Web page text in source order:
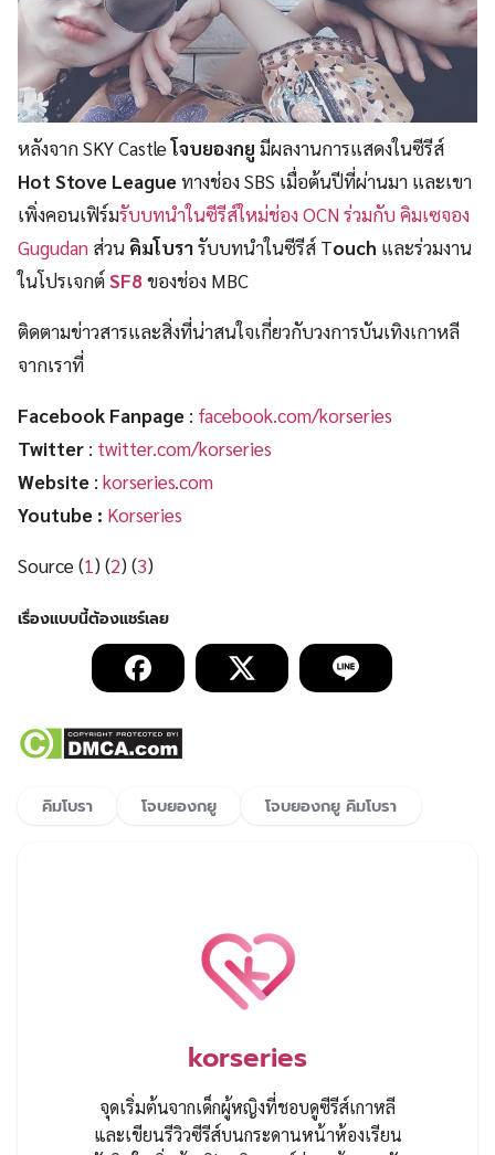
หลังจาก SKY Castleโจบยองกยู มีผลงานการแสดงในซีรีส์
Hot Stove Leagueทางช่อง SBS เมื่อต้นปีที่ผ่านมา และเขา
เพิ่งคอนเฟิร์มรับบทนำในซีรีส์ใหม่ช่อง OCN ร่วมกับ คิมเซจอง
Gugudan ส่วน คิมโบรารับบทนำในซีรีส์ Touch และร่วมงาน
ในโปรเจกต์SF8ของช่อง MBC
ติดตามข่าวสารและสิ่งที่น่าสนใจเกี่ยวกับวงการบันเทิงเกาหลี
จากเราที่
Facebook Fanpage : facebook.com/korseries
Twitter : twitter.com/korseries
Website : korseries.com
Youtube : Korseries
Source (1) (2) (3)
คิมโบรา โจบยองกยู โจบยองกยู คิมโบรา
korseries
จุดเริ่มต้นจากเด็กผู้หญิงที่ชอบดูซีรีส์เกาหลี
และเขียนรีวิวซีรีส์บนกระดานหน้าห้องเรียน